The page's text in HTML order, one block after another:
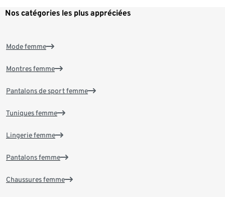
Nos catégories les plus appréciées
Mode femme
Montres femme
Pantalons de sport femme
Tuniques femme
Lingerie femme
Pantalons femme
Chaussures femme